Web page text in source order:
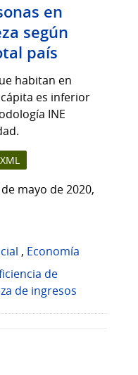
en
según
país
habitan en
es inferior
INE
XML
mayo de 2020,
, Economía
de
de ingresos